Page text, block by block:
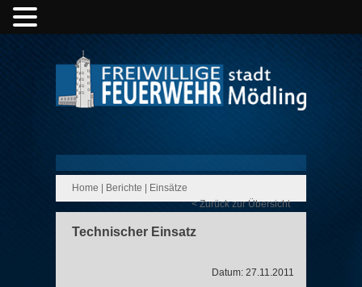
Home Berichte
Einsätze
< Zurück zur Übersicht
Technischer Einsatz
Datum: 27.11.2011